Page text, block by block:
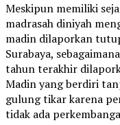
Meskipun memiliki
madrasah diniyah
madin dilaporkan
Surabaya,
tahun terakhir
Madin yang berdiri
gulung tikar karena
tidak ada